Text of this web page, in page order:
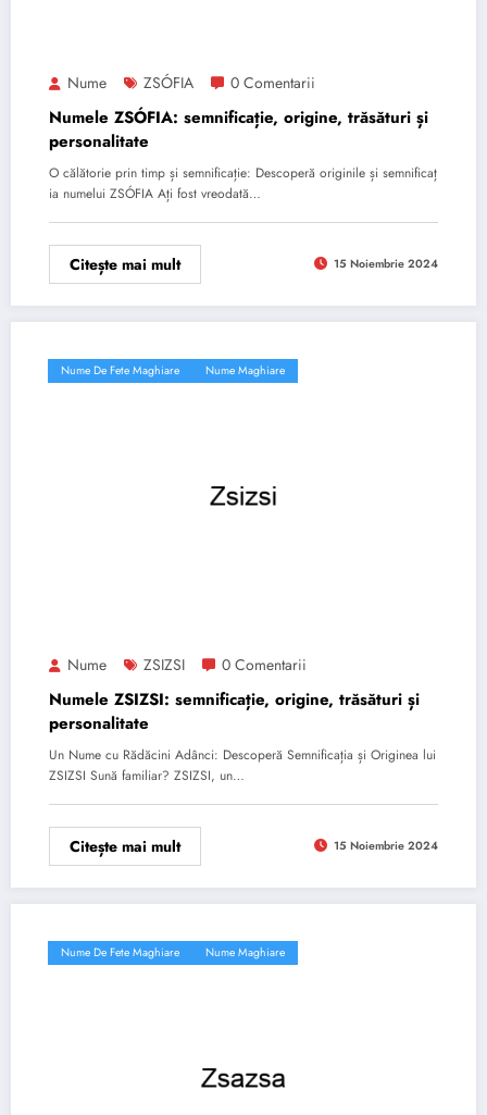
Nume ZSÓFIA 0 Comentarii
Numele ZSÓFIA: semnificație, origine, trăsături și
personalitate
O călătorie prin timp și semnificație: Descoperă originile și semnificaț
ia numelui ZSÓFIA Ați fost vreodată…
Citește mai mult 15 Noiembrie 2024
Nume De Fete Maghiare Nume Maghiare
Nume ZSIZSI 0 Comentarii
Numele ZSIZSI: semnificație, origine, trăsături și
personalitate
Un Nume cu Rădăcini Adânci: Descoperă Semnificația și Originea lui
ZSIZSI Sună familiar? ZSIZSI, un…
Citește mai mult 15 Noiembrie 2024
Nume De Fete Maghiare Nume Maghiare